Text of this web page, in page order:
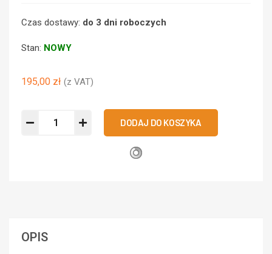
Czas dostawy: do 3 dni roboczych
Stan: NOWY
195,00 zł (z VAT)
DODAJ DO KOSZYKA
OPIS